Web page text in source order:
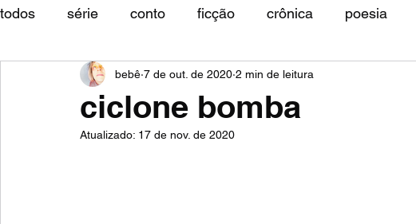
todos série conto ficção crônica poesia
impressões/comentários
ciclone bomba
bebê 7 de out. de 2020 2 min de leitura
Atualizado: 17 de nov. de 2020